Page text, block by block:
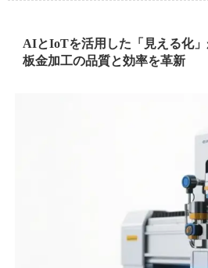
AIとIoTを活用した「見える化
板金加工の品質と効率を革新